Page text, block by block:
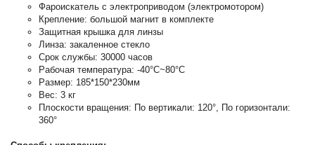
Фароискатель с электроприводом (электромотором)
Крепление: большой магнит в комплекте
Защитная крышка для линзы
Линза: закаленное стекло
Срок службы: 30000 часов
Рабочая температура: -40°C~80°C
Размер: 185*150*230мм
Вес: 3 кг
Плоскости вращения: По вертикали: 120°, По горизонтали:
360°